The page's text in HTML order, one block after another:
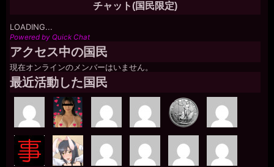
チャット(国民限定)
LOADING...
Powered by Quick Chat
アクセス中の国民
現在オンラインのメンバーはいません。
最近活動した国民